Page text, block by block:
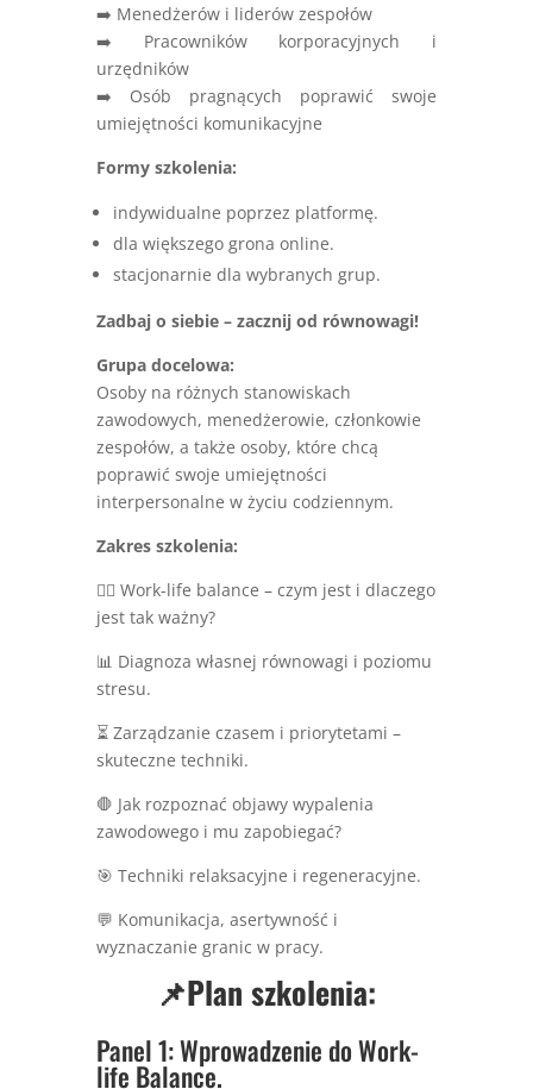
➡️ Menedżerów i liderów zespołów
➡️ Pracowników korporacyjnych i
urzędników
➡️ Osób pragnących poprawić swoje
umiejętności komunikacyjne
Formy szkolenia:
indywidualne poprzez platformę.
dla większego grona online.
stacjonarnie dla wybranych grup.
Zadbaj o siebie – zacznij od równowagi!
Grupa docelowa:
Osoby na różnych stanowiskach
zawodowych, menedżerowie, członkowie
zespołów, a także osoby, które chcą
poprawić swoje umiejętności
interpersonalne w życiu codziennym.
Zakres szkolenia:
🧘‍♂️ Work-life balance – czym jest i dlaczego
jest tak ważny?
📊 Diagnoza własnej równowagi i poziomu
stresu.
⏳ Zarządzanie czasem i priorytetami –
skuteczne techniki.
🛑 Jak rozpoznać objawy wypalenia
zawodowego i mu zapobiegać?
🎯 Techniki relaksacyjne i regeneracyjne.
💬 Komunikacja, asertywność i
wyznaczanie granic w pracy.
📌Plan szkolenia:
Panel 1: Wprowadzenie do Work-
life Balance.